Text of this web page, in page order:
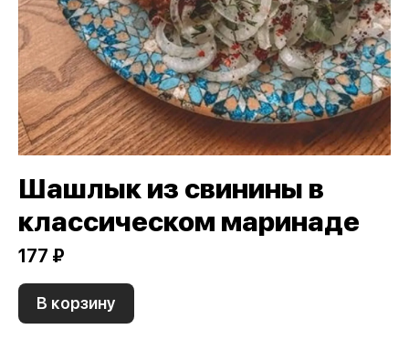
Шашлык из свинины в
классическом маринаде
177 ₽
В корзину